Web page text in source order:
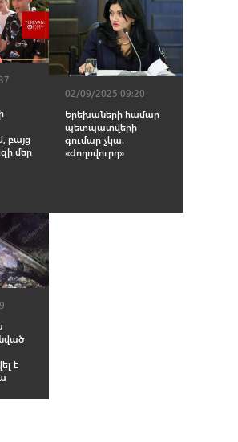
բայց
մեր
02/09/2025 09:20
Երեխաների համար
պետպատվերի
գումար չկա.
«Ժողովուրդ»
է